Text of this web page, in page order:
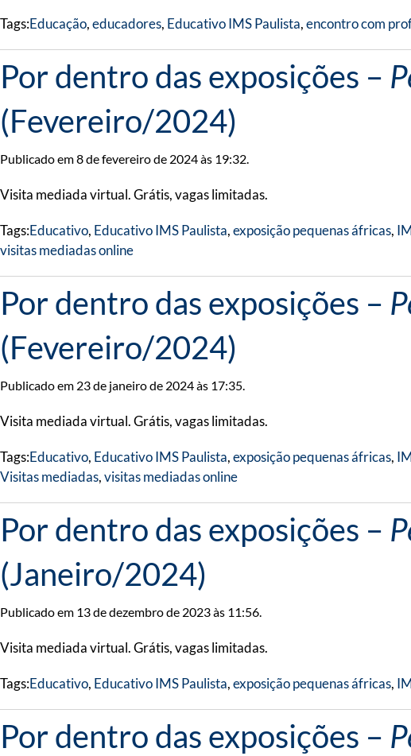
Tags:Educação,educadores, Educativo IMS Paulista,encontro com
Por dentro das exposições –
(Fevereiro/2024)
Publicado em 8 de fevereiro de 2024 às 19:32.
Visita mediada virtual. Grátis, vagas limitadas.
Tags:Educativo, Educativo IMS Paulista,exposição pequenas áfricas,
visitas mediadas online
Por dentro das exposições –
(Fevereiro/2024)
Publicado em 23 de janeiro de 2024 às 17:35.
Visita mediada virtual. Grátis, vagas limitadas.
Tags:Educativo, Educativo IMS Paulista,exposição pequenas áfricas,
Visitas mediadas,visitas mediadas online
Por dentro das exposições –
(Janeiro/2024)
Publicado em 13 de dezembro de 2023 às 11:56.
Visita mediada virtual. Grátis, vagas limitadas.
Tags:Educativo, Educativo IMS Paulista,exposição pequenas áfricas,
Por dentro das exposições –